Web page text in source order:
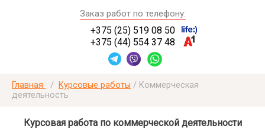
Заказ работ по телефону:
+375 (25) 519 08 50
+375 (44) 554 37 48
Главная / Курсовые работы / Коммерческая
деятельность
Курсовая работа по коммерческой деятельности